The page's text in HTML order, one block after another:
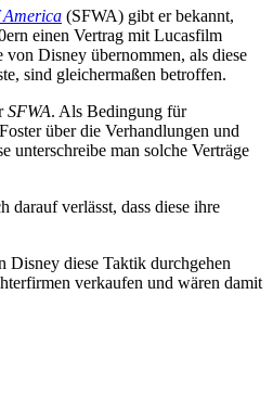
America (SFWA) gibt er bekannt,
einen Vertrag mit Lucasfilm
Disney übernommen, als diese
sind gleichermaßen betroffen.
SFWA. Als Bedingung für
über die Verhandlungen und
unterschreibe man solche Verträge
darauf verlässt, dass diese ihre
Disney diese Taktik durchgehen
verkaufen und wären damit